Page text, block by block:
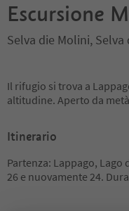
Escursione
Selva die Molini,
Il rifugio si trova a
altitudine. Aperto da
Itinerario
Partenza: Lappago, Lago
26 e nuovamente 24.